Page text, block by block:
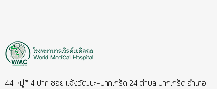
44 หมู่ที่ 4 ปาก ซอย แจ้งวัฒนะ-ปากเกร็ด 24 ตำบล ปากเกร็ด อำเภอ